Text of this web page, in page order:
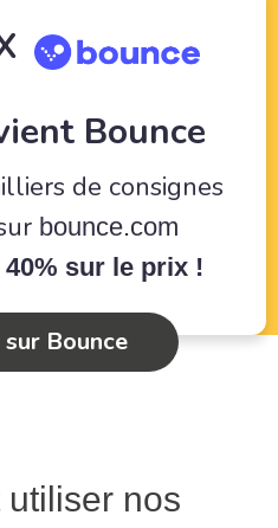
Bounce
de consignes
bounce.com
sur le prix !
Bounce
nos